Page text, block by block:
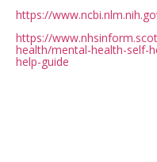
https://
https://
health/mental-health-self-
help-guide